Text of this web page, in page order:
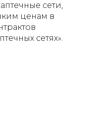
сети,
ценам в
сетях».